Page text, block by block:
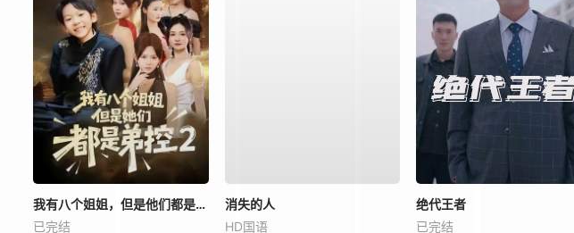
我有八个姐姐，但是他们都是弟控2
已完结
消失的人
HD国语
绝代王者
已完结